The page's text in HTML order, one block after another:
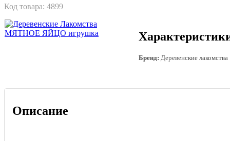
Код товара: 4899
Бренд: Деревенские лакомства
Описание